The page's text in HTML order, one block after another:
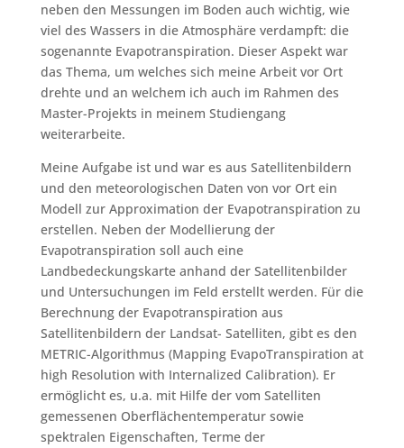
neben den Messungen im Boden auch wichtig, wie
viel des Wassers in die Atmosphäre verdampft: die
sogenannte Evapotranspiration. Dieser Aspekt war
das Thema, um welches sich meine Arbeit vor Ort
drehte und an welchem ich auch im Rahmen des
Master-Projekts in meinem Studiengang
weiterarbeite.
Meine Aufgabe ist und war es aus Satellitenbildern
und den meteorologischen Daten von vor Ort ein
Modell zur Approximation der Evapotranspiration zu
erstellen. Neben der Modellierung der
Evapotranspiration soll auch eine
Landbedeckungskarte anhand der Satellitenbilder
und Untersuchungen im Feld erstellt werden. Für die
Berechnung der Evapotranspiration aus
Satellitenbildern der Landsat- Satelliten, gibt es den
METRIC-Algorithmus (Mapping EvapoTranspiration at
high Resolution with Internalized Calibration). Er
ermöglicht es, u.a. mit Hilfe der vom Satelliten
gemessenen Oberflächentemperatur sowie
spektralen Eigenschaften, Terme der